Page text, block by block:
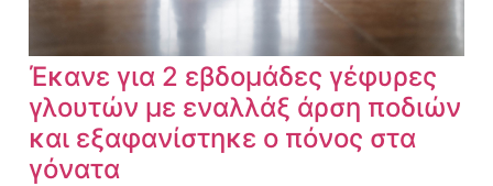
Έκανε για 2 εβδομάδες γέφυρες
γλουτών με εναλλάξ άρση ποδιών
και εξαφανίστηκε ο πόνος στα
γόνατα